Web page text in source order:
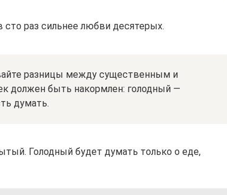
сто раз сильнее любви десятерых.
разницы между существенным и
должен быть накормлен: голодный —
думать.
Голодный будет думать только о еде,